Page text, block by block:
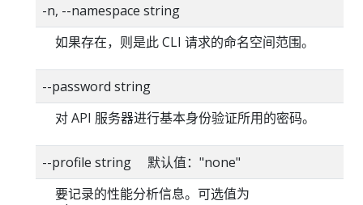
-n, --namespace string
如果存在，则是此 CLI 请求的命名空间范围。
--password string
对 API 服务器进行基本身份验证所用的密码。
--profile string 默认值："none"
要记录的性能分析信息。可选值为